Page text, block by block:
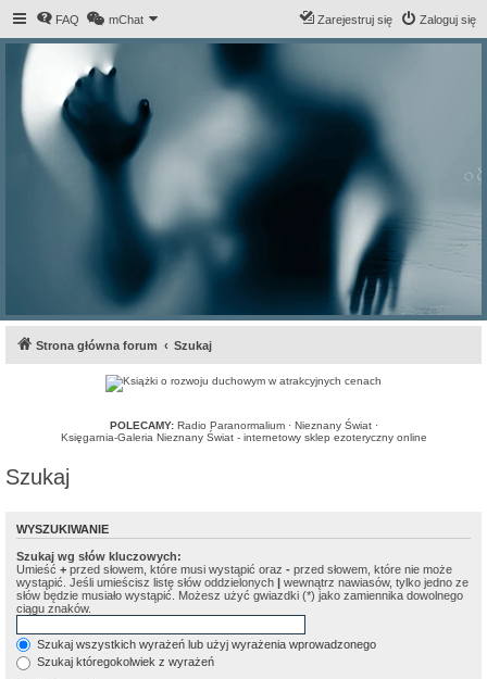
FAQ mChat Zaloguj się
Zarejestruj się
Strona główna forum Szukaj
POLECAMY: Radio Paranormalium· Nieznany Świat·
Księgarnia-Galeria Nieznany Świat - internetowy sklep ezoteryczny online
Szukaj
WYSZUKIWANIE
Szukaj wg słów kluczowych:
Umieść + przed słowem, które musi wystąpić oraz - przed słowem, które nie może
wystąpić. Jeśli umieścisz listę słów oddzielonych | wewnątrz nawiasów, tylko jedno ze
słów będzie musiało wystąpić. Możesz użyć gwiazdki (*) jako zamiennika dowolnego
ciągu znaków.
Szukaj wszystkich wyrażeń lub użyj wyrażenia wprowadzonego
Szukaj któregokolwiek z wyrażeń